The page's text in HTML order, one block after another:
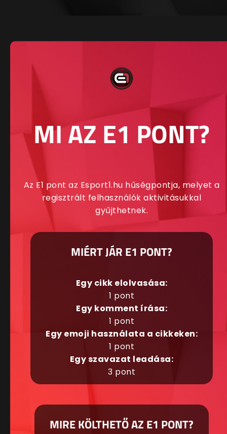
MI AZ E1 PONT?
Az E1 pont az Esport1.hu hűségpontja, melyet a
regisztrált felhasználók aktivitásukkal
gyűjthetnek.
MIÉRT JÁR E1 PONT?
Egy cikk elolvasása:
1 pont
Egy komment írása:
1 pont
Egy emoji használata a cikkeken:
1 pont
Egy szavazat leadása:
3 pont
MIRE KÖLTHETŐ AZ E1 PONT?